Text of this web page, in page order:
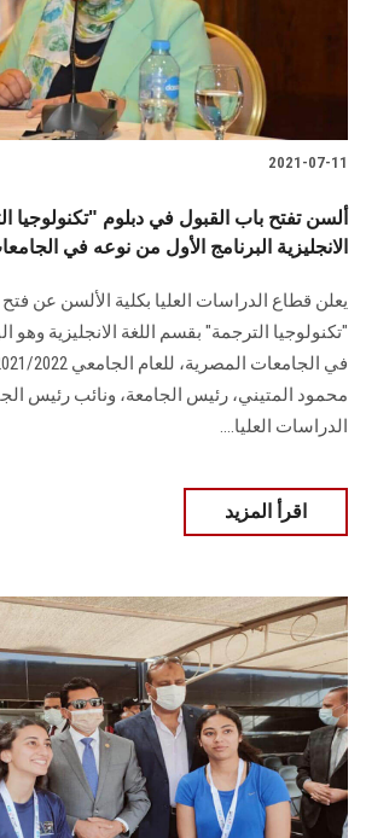
2021-07-11
ألسن تفتح باب القبول في دبلوم "تكنولوجيا
الانجليزية البرنامج الأول من نوعه في
يعلن قطاع الدراسات العليا بكلية الألسن عن
"تكنولوجيا الترجمة" بقسم اللغة الانجليزية وهو
محمود المتيني، رئيس الجامعة، ونائب رئيس
الدراسات العليا....
اقرأ المزيد